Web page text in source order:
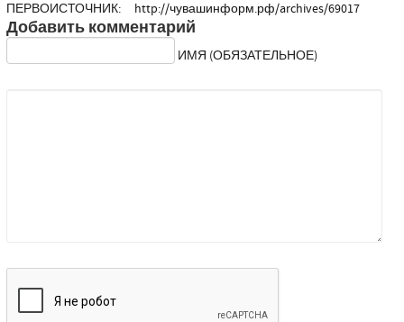
ПЕРВОИСТОЧНИК: http://чувашинформ.рф/archives/69017
Добавить комментарий
ИМЯ (ОБЯЗАТЕЛЬНОЕ)